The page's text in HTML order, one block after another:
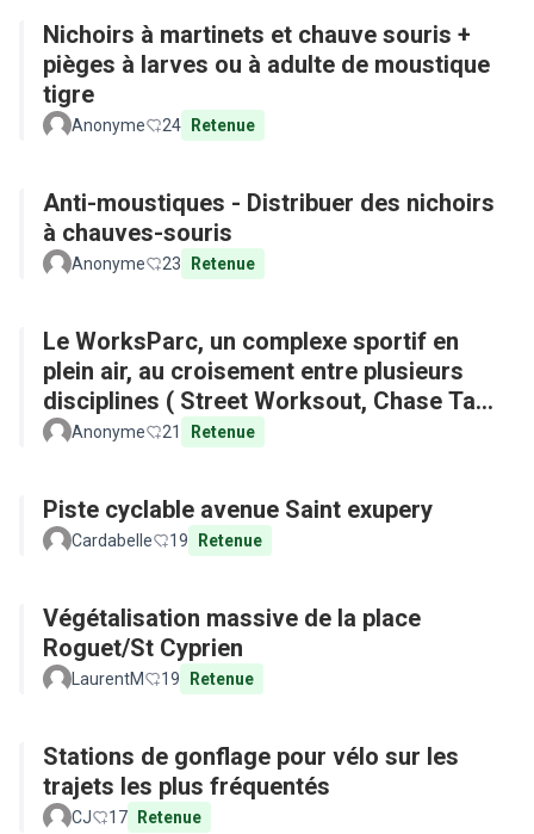
Nichoirs à martinets et chauve souris +
pièges à larves ou à adulte de moustique
tigre
Anonyme 24 Retenue
Anti-moustiques - Distribuer des nichoirs
à chauves-souris
Anonyme 23 Retenue
Le WorksParc, un complexe sportif en
plein air, au croisement entre plusieurs
disciplines ( Street Worksout, Chase Tag,
Parkour)
Anonyme 21 Retenue
Piste cyclable avenue Saint exupery
Cardabelle 19 Retenue
Végétalisation massive de la place
Roguet/St Cyprien
LaurentM 19 Retenue
Stations de gonflage pour vélo sur les
trajets les plus fréquentés
CJ 17 Retenue